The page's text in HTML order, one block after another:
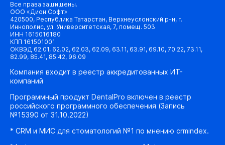
Все права защищены.
ООО «Дион Софт»
420500, Республика Татарстан, Верхнеуслонский р-н, г.
Иннополис, ул. Университетская, 7, помещ. 503
ИНН 1615016180
КПП 161501001
ОКВЭД 62.01, 62.02, 62.03, 62.09, 63.11, 63.91, 69.10, 70.22, 73.11,
82.99, 85.41, 85.42, 96.09
Компания входит в реестр аккредитованных ИТ-
компаний
Программный продукт DentalPro включен в реестр
российского программного обеспечения (Запись
№15390 от 31.10.2022)
* CRM и МИС для стоматологий №1 по мнению crmindex.